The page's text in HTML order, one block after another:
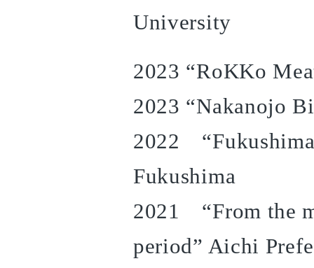
University
2023 “RoKKo
2023 “Nakanojo
2022
Fukushima
2021 “From the
period” Aichi